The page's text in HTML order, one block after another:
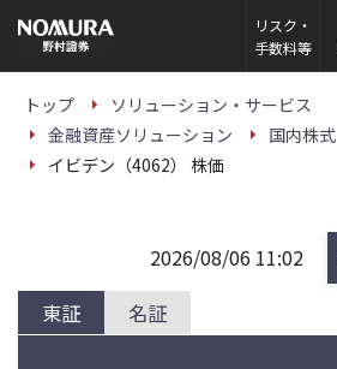
の
ー
リスク・
手数料等
トップ
ソリューション・サービス
金融資産ソリューション
国内株式
イビデン（4062） 株価
東証 名証
2026/08/06 11:02